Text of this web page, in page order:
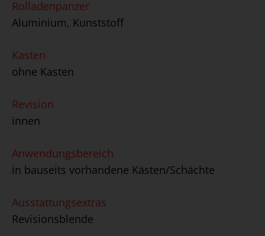
Rolladenpanzer
Aluminium, Kunststoff
Kasten
ohne Kasten
Revision
innen
Anwendungsbereich
in bauseits vorhandene Kästen/Schächte
Ausstattungsextras
Revisionsblende